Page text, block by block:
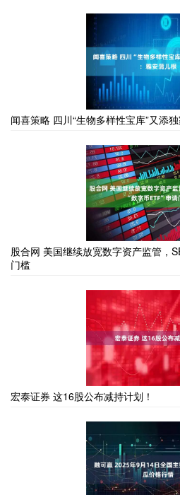
闻喜策略 四川“生物多样性宝库”又添
股合网 美国继续放宽数字资产监管，
门槛
宏泰证券 这16股公布减持计划！